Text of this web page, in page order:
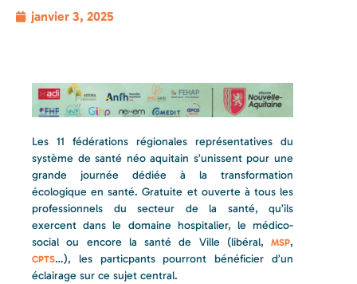
janvier 3, 2025
Les 11 fédérations régionales représentatives du
système de santé néo aquitain s’unissent pour une
grande journée dédiée à la transformation
écologique en santé. Gratuite et ouverte à tous les
professionnels du secteur de la santé, qu’ils
exercent dans le domaine hospitalier, le médico-
social ou encore la santé de Ville (libéral,
MSP,
CPTS…), les particpants pourront bénéficier d’un
éclairage sur ce sujet central.